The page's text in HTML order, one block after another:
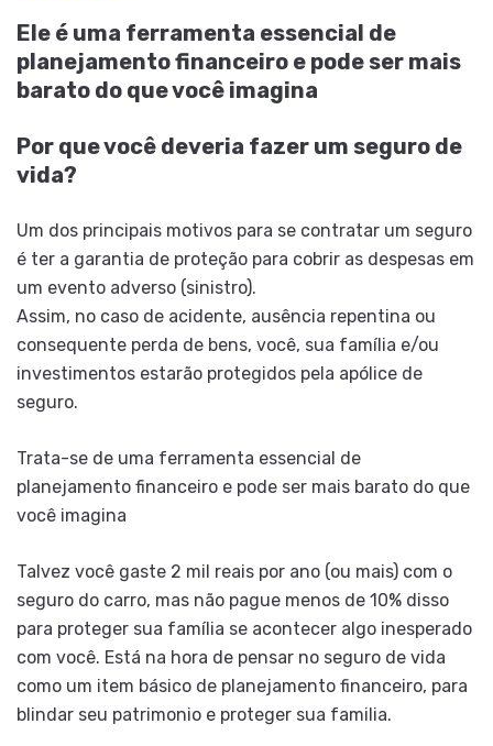
Ele é uma ferramenta essencial de
planejamento financeiro e pode ser mais
barato do que você imagina
Por que você deveria fazer um seguro de
vida?
Um dos principais motivos para se contratar um seguro
é ter a garantia de proteção para cobrir as despesas em
um evento adverso (sinistro).
Assim, no caso de acidente, ausência repentina ou
consequente perda de bens, você, sua família e/ou
investimentos estarão protegidos pela apólice de
seguro.
Trata-se de uma ferramenta essencial de
planejamento financeiro e pode ser mais barato do que
você imagina
Talvez você gaste 2 mil reais por ano (ou mais) com o
seguro do carro, mas não pague menos de 10% disso
para proteger sua família se acontecer algo inesperado
com você. Está na hora de pensar no seguro de vida
como um item básico de planejamento financeiro, para
blindar seu patrimonio e proteger sua familia.